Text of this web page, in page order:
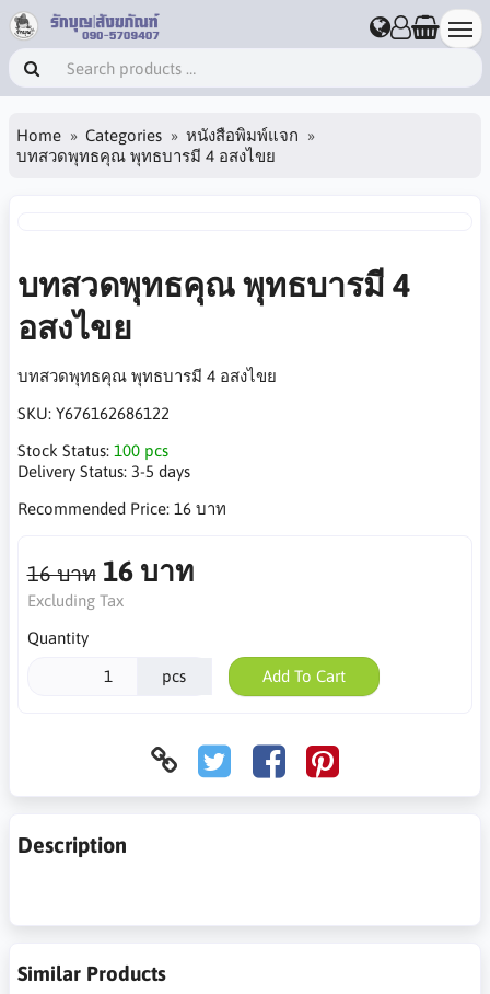
Home Categories
หนังสือพิมพ์แจก
บทสวดพุทธคุณ พุทธบารมี 4 อสงไขย
บทสวดพุทธคุณ พุทธบารมี 4
อสงไขย
บทสวดพุทธคุณ พุทธบารมี 4 อสงไขย
SKU: Y676162686122
Stock Status: 100 pcs
Delivery Status: 3-5 days
Recommended Price: 16 บาท
16 บาท 16 บาท
Excluding Tax
Quantity
pcs Add To Cart
Description
Similar Products